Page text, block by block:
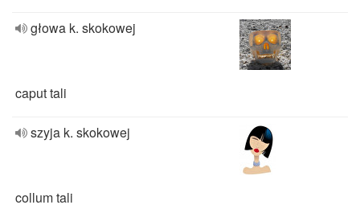
głowa k. skokowej
caput tali
szyja k. skokowej
collum tali